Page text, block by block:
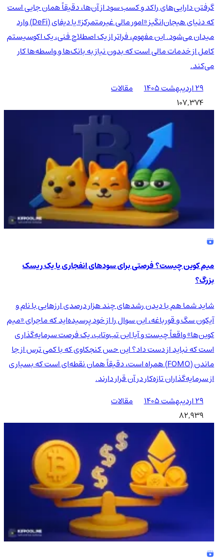
گرفتن دارایی‌های راکد و کسب سود از آن‌ها، دقیقاً همان جایی است
که دنیای هیجان‌انگیز «امور مالی غیرمتمرکز» یا دیفای (DeFi) وارد
میدان می‌شود. این مفهوم، فراتر از یک اصطلاح فنی، یک اکوسیستم
کامل از خدمات مالی است که بدون نیاز به بانک‌ها و واسطه‌ها کار
می‌کند.
۲۹ اردیبهشت ۱۴۰۵
مقالات
107,374
میم کوین چیست؟ فرصتی برای سودهای انفجاری یا یک ریسک
بزرگ؟
شاید شما هم با دیدن رشدهای چند هزار درصدی ارزهایی با نام و
آیکون سگ و قورباغه، این سوال را از خود پرسیده‌اید که ماجرای «میم
کوین‌ها» واقعاً چیست و آیا این تب‌وتاب، یک فرصت سرمایه‌گذاری
است که نباید از دست داد؟ این حس کنجکاوی که با کمی ترس از جا
ماندن (FOMO) همراه است، دقیقاً همان نقطه‌ای است که بسیاری
از سرمایه‌گذاران تازه‌کار در آن قرار دارند.
۲۹ اردیبهشت ۱۴۰۵
مقالات
82,939